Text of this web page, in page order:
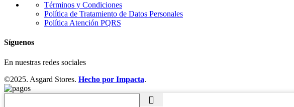
Términos y Condiciones
Política de Tratamiento de Datos Personales
Política Atención PQRS
Síguenos
En nuestras redes sociales
©2025. Asgard Stores. Hecho por Impacta.